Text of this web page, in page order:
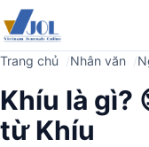
Trang chủ Nhân văn
Khíu là gì?
từ Khíu